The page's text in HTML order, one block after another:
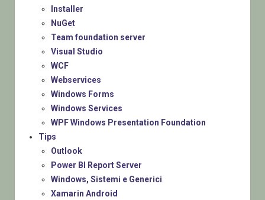
Installer
NuGet
Team foundation server
Visual Studio
WCF
Webservices
Windows Forms
Windows Services
WPF Windows Presentation Foundation
Tips
Outlook
Power BI Report Server
Windows, Sistemi e Generici
Xamarin Android